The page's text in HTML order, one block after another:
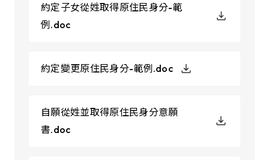
約定子女從姓取得原住民身分-範
例.doc
約定變更原住民身分-範例.doc
自願從姓並取得原住民身分意願
書.doc